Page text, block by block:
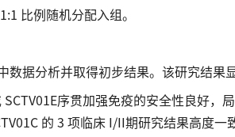
比例随机分配入组。
数据分析并取得初步结果。该研究结果显
SCTV01E序贯加强免疫的安全性良好，
的 3 项临床 I/II期研究结果高度一